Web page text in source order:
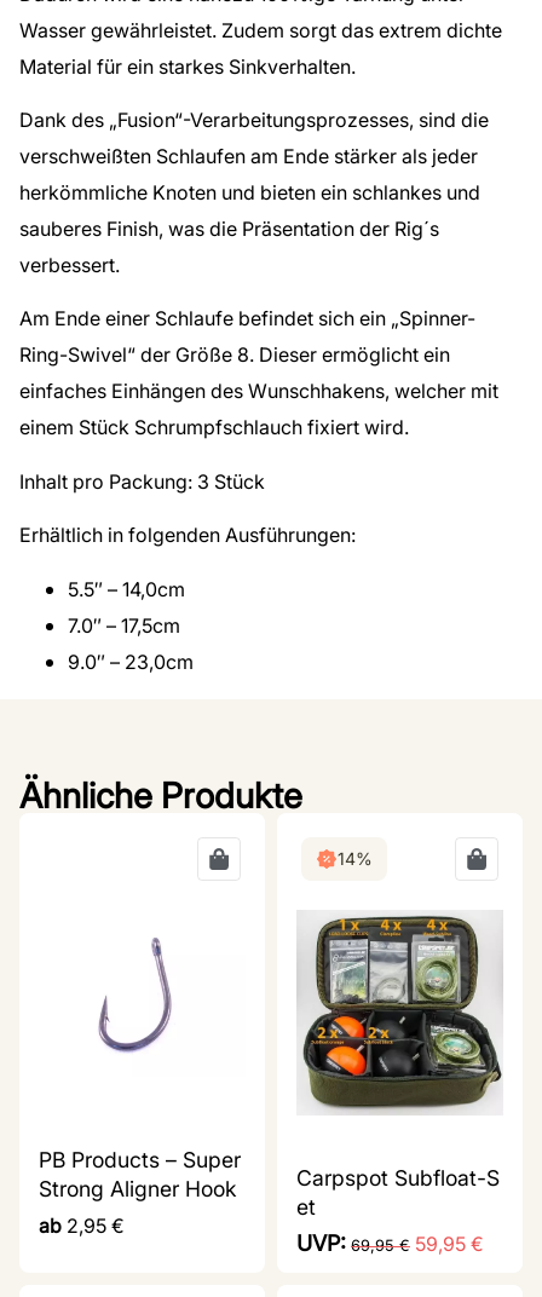
Wasser gewährleistet. Zudem sorgt das extrem dichte
Material für ein starkes Sinkverhalten.
Dank des „Fusion“-Verarbeitungsprozesses, sind die
verschweißten Schlaufen am Ende stärker als jeder
herkömmliche Knoten und bieten ein schlankes und
sauberes Finish, was die Präsentation der Rig´s
verbessert.
Am Ende einer Schlaufe befindet sich ein „Spinner-
Ring-Swivel“ der Größe 8. Dieser ermöglicht ein
einfaches Einhängen des Wunschhakens, welcher mit
einem Stück Schrumpfschlauch fixiert wird.
Inhalt pro Packung: 3 Stück
Erhältlich in folgenden Ausführungen:
5.5″ – 14,0cm
7.0″ – 17,5cm
9.0″ – 23,0cm
Ähnliche Produkte
PB Products – Super
Strong Aligner Hook
ab 2,95 €
14%
Carpspot Subfloat-S
et
UVP: 69,95€ 59,95 €